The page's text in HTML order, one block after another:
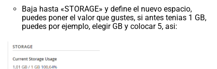
Baja hasta «STORAGE» y define el nuevo espacio,
puedes poner el valor que gustes, si antes tenias 1 GB,
puedes por ejemplo, elegir GB y colocar 5, asi: